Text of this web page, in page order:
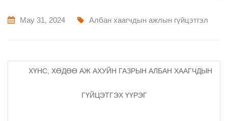
May 31, 2024 Албан хаагчдын ажлын гүйцэтгэл
ХҮНС, ХӨДӨӨ АЖ АХУЙН ГАЗРЫН АЛБАН ХААГЧДЫН
ГҮЙЦЭТГЭХ ҮҮРЭГ